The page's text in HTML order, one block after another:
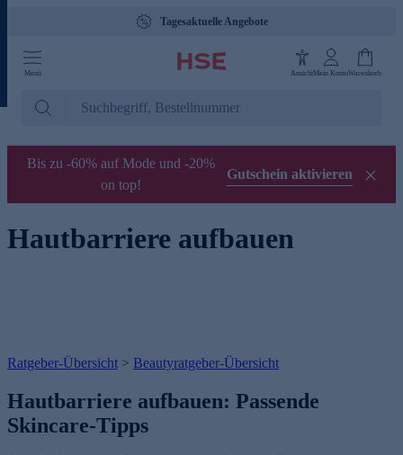
Tagesaktuelle Angebote
Menü AnsichtMein KontoWarenkorb
Bis zu -60% auf Mode und -20%
on top!
Gutschein aktivieren
Hautbarriere aufbauen
Ratgeber-Übersicht > Beautyratgeber-Übersicht
Hautbarriere aufbauen: Passende
Skincare-Tipps